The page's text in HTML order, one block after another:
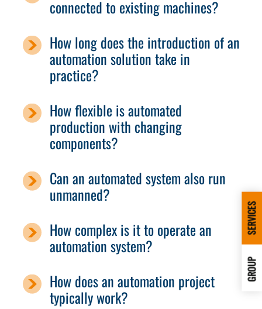
connected to existing machines?
How long does the introduction of an
automation solution take in
practice?
How flexible is automated
production with changing
components?
Can an automated system also run
unmanned?
How complex is it to operate an
automation system?
How does an automation project
typically work?
GROUP
SERVICES